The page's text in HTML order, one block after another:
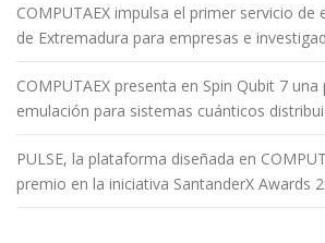
COMPUTAEX impulsa el primer servicio de
de Extremadura para empresas e
COMPUTAEX presenta en Spin Qubit 7
emulación para sistemas cuánticos
PULSE, la plataforma diseñada en
premio en la iniciativa SantanderX Awards